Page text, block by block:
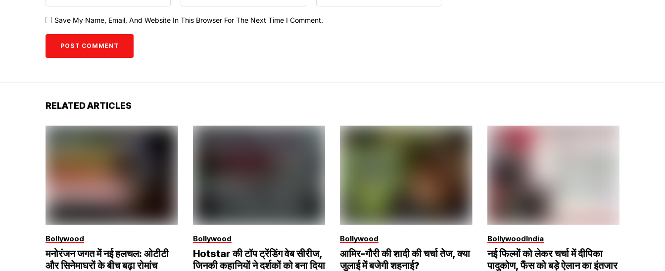
Save My Name, Email, And Website In This Browser For The Next Time I Comment.
RELATED ARTICLES
Bollywood
मनोरंजन जगत में नई हलचल: ओटीटी
और सिनेमाघरों के बीच बढ़ा रोमांच
Bollywood
Hotstar की टॉप ट्रेंडिंग वेब सीरीज,
जिनकी कहानियों ने दर्शकों को बना दिया
Bollywood
आमिर-गौरी की शादी की चर्चा तेज, क्या
जुलाई में बजेगी शहनाई?
BollywoodIndia
नई फिल्मों को लेकर चर्चा में दीपिका
पादुकोण, फैंस को बड़े ऐलान का इंतजार